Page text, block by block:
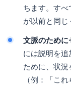
ちます。す
が以前と同じ
文脈のために
には説明を
ために、状
（例：「こ